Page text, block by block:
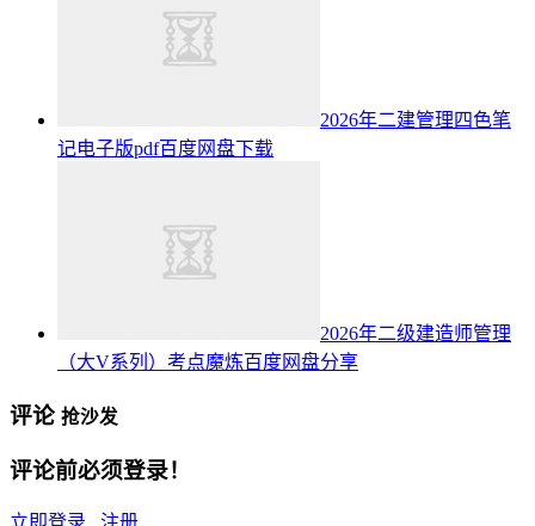
2026年二建管理四色笔
记电子版pdf百度网盘下载
2026年二级建造师管理
（大V系列）考点魔炼百度网盘分享
评论 抢沙发
评论前必须登录！